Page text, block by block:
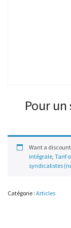
Pour
Want a
intégrale, Tarif
syndicalistes
Catégorie : Articles